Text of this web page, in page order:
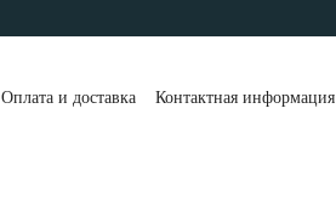
Оплата и доставка Контактная информация